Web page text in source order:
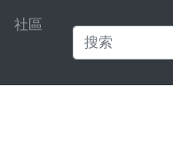
社區